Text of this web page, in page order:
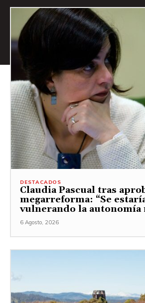
DESTACADOS
Claudia Pascual tras
megarreforma: “Se
vulnerando la autonomía
6 Agosto, 2026